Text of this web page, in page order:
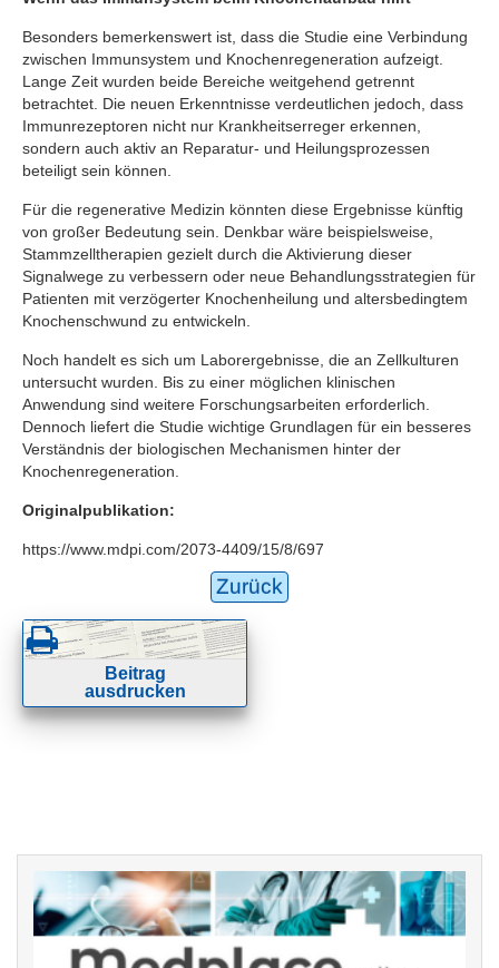
Besonders bemerkenswert ist, dass die Studie eine Verbindung
zwischen Immunsystem und Knochenregeneration aufzeigt.
Lange Zeit wurden beide Bereiche weitgehend getrennt
betrachtet. Die neuen Erkenntnisse verdeutlichen jedoch, dass
Immunrezeptoren nicht nur Krankheitserreger erkennen,
sondern auch aktiv an Reparatur- und Heilungsprozessen
beteiligt sein können.
Für die regenerative Medizin könnten diese Ergebnisse künftig
von großer Bedeutung sein. Denkbar wäre beispielsweise,
Stammzelltherapien gezielt durch die Aktivierung dieser
Signalwege zu verbessern oder neue Behandlungsstrategien für
Patienten mit verzögerter Knochenheilung und altersbedingtem
Knochenschwund zu entwickeln.
Noch handelt es sich um Laborergebnisse, die an Zellkulturen
untersucht wurden. Bis zu einer möglichen klinischen
Anwendung sind weitere Forschungsarbeiten erforderlich.
Dennoch liefert die Studie wichtige Grundlagen für ein besseres
Verständnis der biologischen Mechanismen hinter der
Knochenregeneration.
Originalpublikation:
https://www.mdpi.com/2073-4409/15/8/697
Zurück
Beitrag
ausdrucken